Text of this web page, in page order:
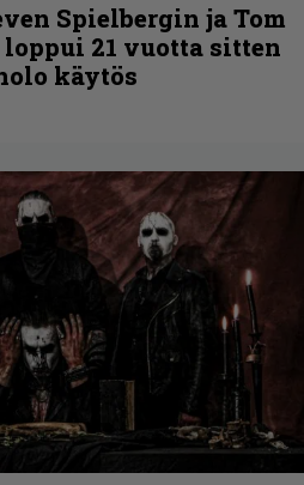
Spielbergin ja Tom
21 vuotta sitten
käytös